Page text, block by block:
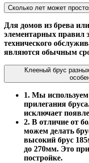
Сколько лет может
Для домов из брева
элементарных правил
технического
являются обычным
Клееный брус
1. Мы
прилегания
исключает
2. В отличие от
можем делать
высокий брус
до 270мм. Это
постройке.